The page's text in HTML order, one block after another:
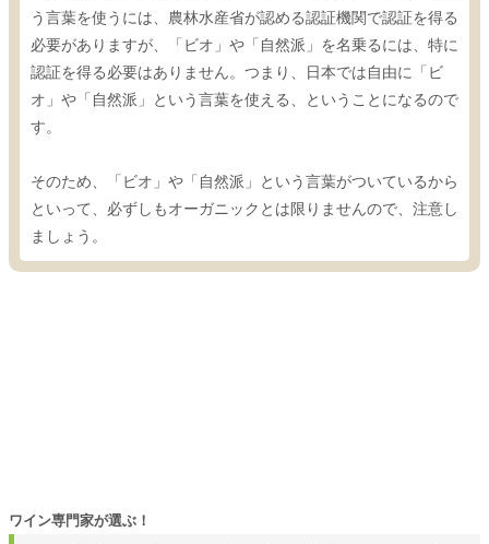
う言葉を使うには、農林水産省が認める認証機関で認証を得る
必要がありますが、「ビオ」や「自然派」を名乗るには、特に
認証を得る必要はありません。つまり、日本では自由に「ビ
オ」や「自然派」という言葉を使える、ということになるので
す。
そのため、「ビオ」や「自然派」という言葉がついているから
といって、必ずしもオーガニックとは限りませんので、注意し
ましょう。
ワイン専門家が選ぶ！